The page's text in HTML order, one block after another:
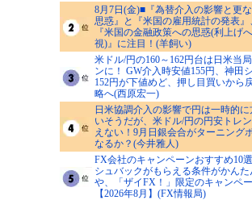
8月7日(金)■『為替介入の影響と更
思惑』と『米国の雇用統計の発表』
『米国の金融政策への思惑(利上げ
視)』に注目！(羊飼い)
米ドル/円の160～162円台は日米当
ンに！ GW介入時安値155円、神田
152円が下値めど、押し目買いから
略へ(西原宏一)
日米協調介入の影響で円は一時的に
いそうだが、米ドル/円の円安トレ
えない！9月日銀会合がターニング
なるか？(今井雅人)
FX会社のキャンペーンおすすめ10
シュバックがもらえる条件がかん
や、「ザイFX！」限定のキャンペ
【2026年8月】(FX情報局)